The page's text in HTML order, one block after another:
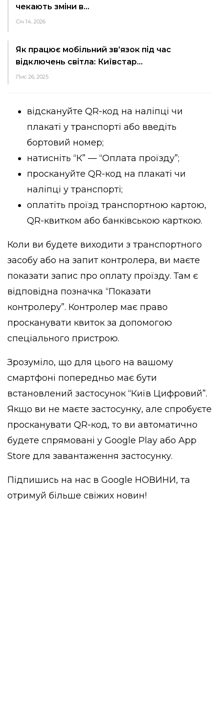
чекають зміни в…
Січ 14, 2026
Як працює мобільний зв’язок під час
відключень світла: Київстар…
Лис 26, 2025
відскануйте QR-код на наліпці чи
плакаті у транспорті або введіть
бортовий номер;
натисніть “К” — “Оплата проїзду”;
проскануйте QR-код на плакаті чи
наліпці у транспорті;
оплатіть проїзд транспортною картою,
QR-квитком або банківською карткою.
Коли ви будете виходити з транспортного
засобу або на запит контролера, ви маєте
показати запис про оплату проїзду. Там є
відповідна позначка “Показати
контролеру”. Контролер має право
просканувати квиток за допомогою
спеціального пристрою.
Зрозуміло, що для цього на вашому
смартфоні попередньо має бути
встановлений застосунок “Київ Цифровий”.
Якщо ви не маєте застосунку, але спробуєте
просканувати QR-код, то ви автоматично
будете спрямовані у Google Play або App
Store для завантаження застосунку.
Підпишись на нас в Google НОВИНИ, та
отримуй більше свіжих новин!